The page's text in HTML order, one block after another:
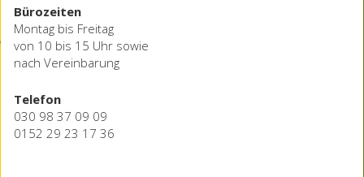
Bürozeiten
Montag bis Freitag
von 10 bis 15 Uhr sowie
nach Vereinbarung
Telefon
030 98 37 09 09
0152 29 23 17 36